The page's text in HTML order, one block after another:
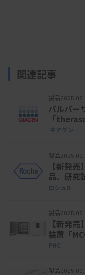
関連記事
製品
バルバー
「
検出キッ
キアゲン
製品
【新発
品、研究
ロシュD
製品
【新発
装置「
PHC
製品